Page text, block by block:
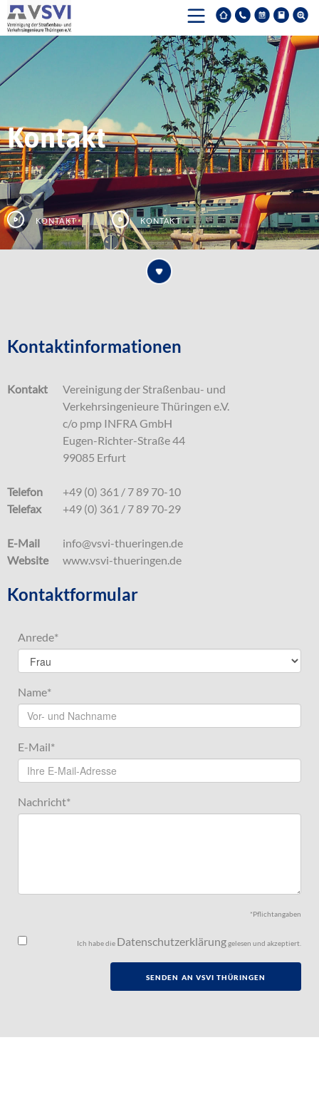
Kontakt
Kontakt Kontakt
Kontaktinformationen
Kontakt
Vereinigung der Straßenbau- und
Verkehrsingenieure Thüringen e.V.
c/o pmp INFRA GmbH
Eugen-Richter-Straße 44
99085 Erfurt
Telefon
+49 (0) 361 / 7 89 70-10
Telefax
+49 (0) 361 / 7 89 70-29
E-Mail
info@vsvi-thueringen.de
Website
www.vsvi-thueringen.de
Kontaktformular
Anrede*
Name*
E-Mail*
Nachricht*
*Pflichtangaben
Ich habe die Datenschutzerklärunggelesen und akzeptiert.